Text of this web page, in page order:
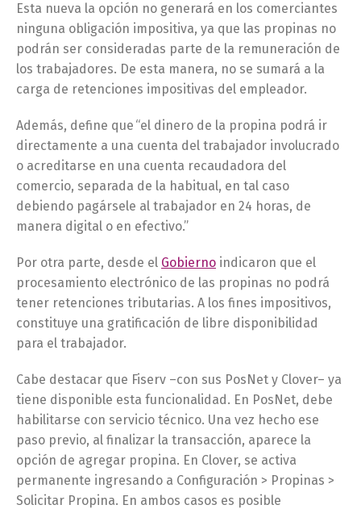
Esta nueva la opción no generará en los comerciantes
ninguna obligación impositiva, ya que las propinas no
podrán ser consideradas parte de la remuneración de
los trabajadores. De esta manera, no se sumará a la
carga de retenciones impositivas del empleador.
Además, define que “el dinero de la propina podrá ir
directamente a una cuenta del trabajador involucrado
o acreditarse en una cuenta recaudadora del
comercio, separada de la habitual, en tal caso
debiendo pagársele al trabajador en 24 horas, de
manera digital o en efectivo.”
Por otra parte, desde el Gobierno indicaron que el
procesamiento electrónico de las propinas no podrá
tener retenciones tributarias. A los fines impositivos,
constituye una gratificación de libre disponibilidad
para el trabajador.
Cabe destacar que Fiserv –con sus PosNet y Clover– ya
tiene disponible esta funcionalidad. En PosNet, debe
habilitarse con servicio técnico. Una vez hecho ese
paso previo, al finalizar la transacción, aparece la
opción de agregar propina. En Clover, se activa
permanente ingresando a Configuración > Propinas >
Solicitar Propina. En ambos casos es posible